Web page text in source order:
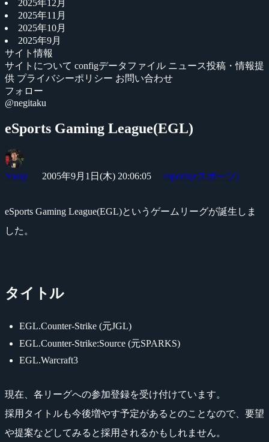
2025年12月
2025年11月
2025年10月
2025年9月
サイト情報
サイトについて configデータファイル ニュース投稿・情報提
供 プライバシーポリシー お問い合わせ
フォロー
@negitaku
eSports Gaming League(EGL)
Yossy 2005年9月1日(木) 20:06:05 esports(eスポーツ)
eSports Gaming League(EGL)というゲームリーグが誕生しま
した。
タイトル
EGL.Counter-Strike (元JGL)
EGL.Counter-Strike:Source (元SPARKS)
EGL.Warcraft3
現在、各リーグへの参加登録を受け付けています。
採用タイトルも今後増やす予定があるとのことなので、要望
や提案などしてみると採用されるかもしれません。